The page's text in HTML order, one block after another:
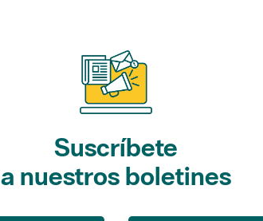
Suscríbete
a nuestros boletines